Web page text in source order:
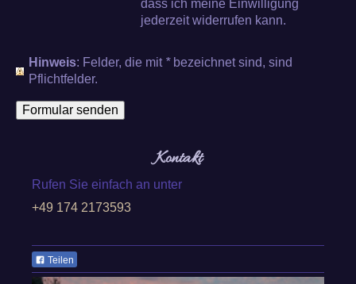
dass ich meine Einwilligung
jederzeit widerrufen kann.
Hinweis : Felder, die mit *bezeichnet sind, sind
Pflichtfelder.
Kontakt
Rufen Sie einfach an unter
+49 174 2173593
Teilen